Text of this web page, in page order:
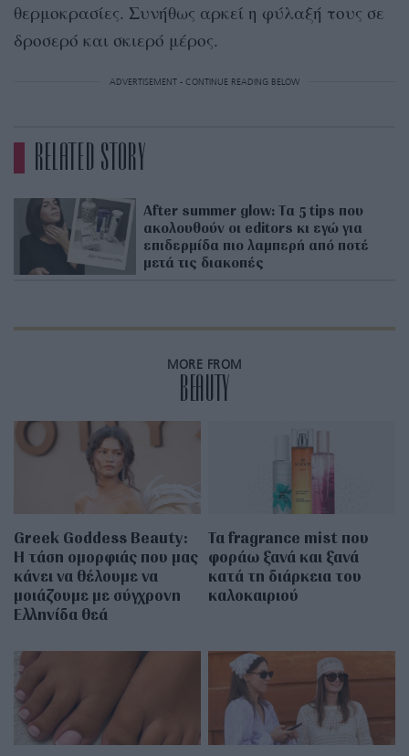
θερμοκρασίες. Συνήθως αρκεί η φύλαξή τους σε
δροσερό και σκιερό μέρος.
ADVERTISEMENT - CONTINUE READING BELOW
RELATED STORY
After summer glow: Τα 5 tips που
ακολουθούν οι editors κι εγώ για
επιδερμίδα πιο λαμπερή από ποτέ
μετά τις διακοπές
MORE FROM
BEAUTY
Greek Goddess Beauty:
Η τάση ομορφιάς που μας
κάνει να θέλουμε να
μοιάζουμε με σύγχρονη
Ελληνίδα θεά
Τα fragrance mist που
φοράω ξανά και ξανά
κατά τη διάρκεια του
καλοκαιριού